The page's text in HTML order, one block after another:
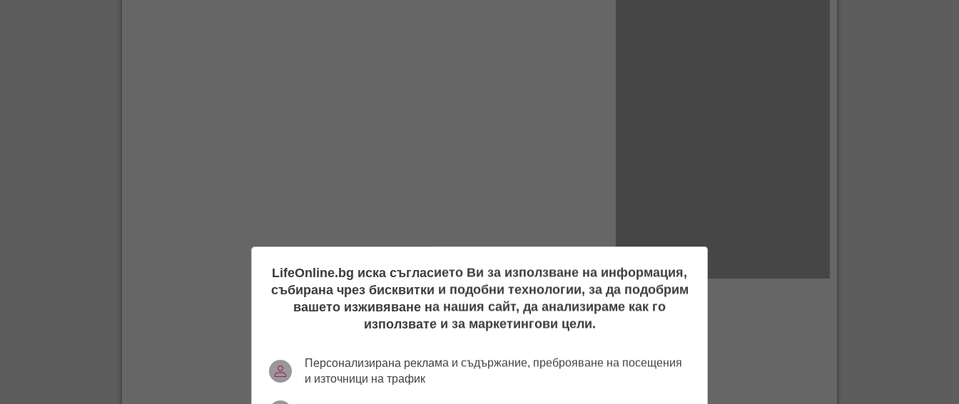
LifeOnline.bg иска съгласието Ви за използване на информация,
събирана чрез бисквитки и подобни технологии, за да подобрим
вашето изживяване на нашия сайт, да анализираме как го
използвате и за маркетингови цели.
Персонализирана реклама и съдържание, преброяване на посещения
и източници на трафик